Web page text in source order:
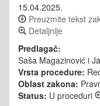
15.04.2025.
Preuzmite tekst
Detaljnije
Predlagač:
Saša Magazinović i
Vrsta procedure:
Oblast zakona:
Status: U proceduri